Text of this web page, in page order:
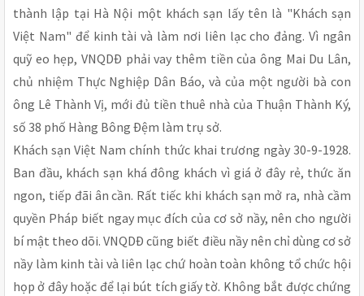
thành lập tại Hà Nội một khách sạn lấy tên là "Khách sạn
Việt Nam" để kinh tài và làm nơi liên lạc cho đảng. Vì ngân
quỹ eo hẹp, VNQDÐ phải vay thêm tiền của ông Mai Du Lân,
chủ nhiệm Thực Nghiệp Dân Báo, và của một người bà con
ông Lê Thành Vị, mới đủ tiền thuê nhà của Thuận Thành Ký,
số 38 phố Hàng Bông Ðệm làm trụ sở.
Khách sạn Việt Nam chính thức khai trương ngày 30-9-1928.
Ban đầu, khách sạn khá đông khách vì giá ở đây rẻ, thức ăn
ngon, tiếp đãi ân cần. Rất tiếc khi khách sạn mở ra, nhà cầm
quyền Pháp biết ngay mục đích của cơ sở nầy, nên cho người
bí mật theo dõi. VNQDÐ cũng biết điều nầy nên chỉ dùng cơ sở
nầy làm kinh tài và liên lạc chứ hoàn toàn không tổ chức hội
họp ở đây hoặc để lại bút tích giấy tờ. Không bắt được chứng